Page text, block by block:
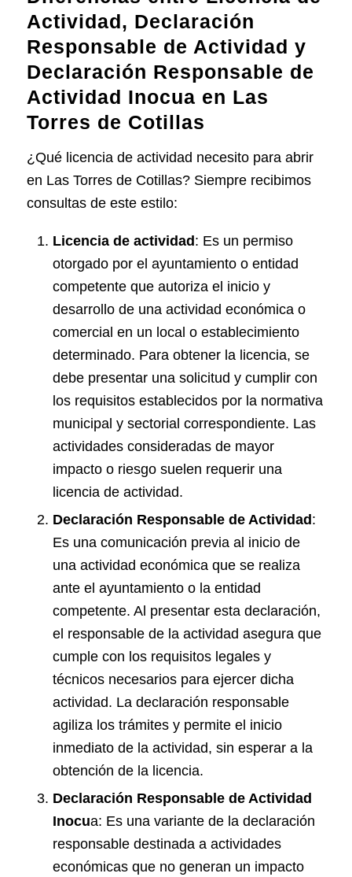
Actividad, Declaración
Responsable de Actividad y
Declaración Responsable de
Actividad Inocua en Las
Torres de Cotillas
¿Qué licencia de actividad necesito para abrir
en Las Torres de Cotillas? Siempre recibimos
consultas de este estilo:
Licencia de actividad: Es un permiso
otorgado por el ayuntamiento o entidad
competente que autoriza el inicio y
desarrollo de una actividad económica o
comercial en un local o establecimiento
determinado. Para obtener la licencia, se
debe presentar una solicitud y cumplir con
los requisitos establecidos por la normativa
municipal y sectorial correspondiente. Las
actividades consideradas de mayor
impacto o riesgo suelen requerir una
licencia de actividad.
Declaración Responsable de Actividad:
Es una comunicación previa al inicio de
una actividad económica que se realiza
ante el ayuntamiento o la entidad
competente. Al presentar esta declaración,
el responsable de la actividad asegura que
cumple con los requisitos legales y
técnicos necesarios para ejercer dicha
actividad. La declaración responsable
agiliza los trámites y permite el inicio
inmediato de la actividad, sin esperar a la
obtención de la licencia.
Declaración Responsable de Actividad
Inocua: Es una variante de la declaración
responsable destinada a actividades
económicas que no generan un impacto